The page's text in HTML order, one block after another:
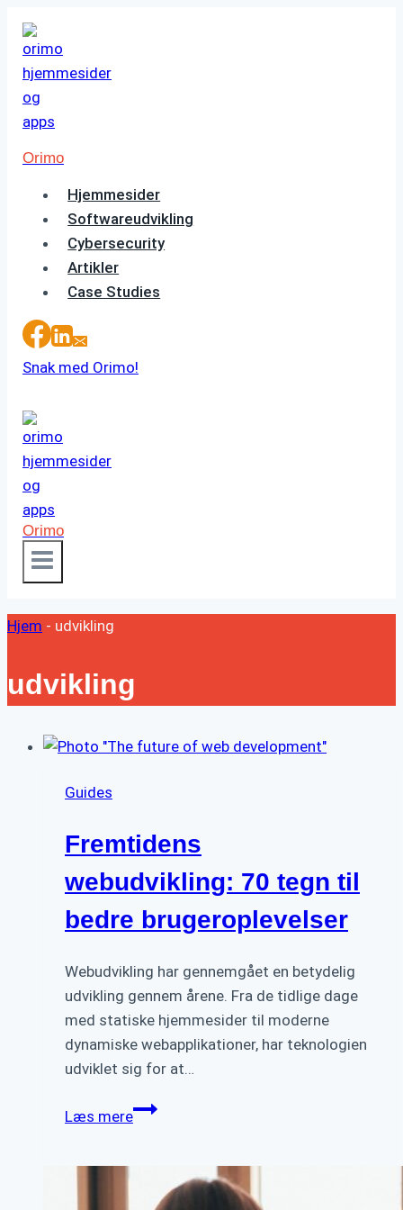
Fortsæt
indhold
Orimo
Hjemmesider
Softwareudvikling
Cybersecurity
Artikler
Case Studies
Snak med Orimo!
Orimo
Hjem - udvikling
udvikling
Guides
Fremtidens
webudvikling: 70 tegn til
bedre brugeroplevelser
Webudvikling har gennemgået en betydelig
udvikling gennem årene. Fra de tidlige dage
med statiske hjemmesider til moderne
dynamiske webapplikationer, har teknologien
udviklet sig for at…
Læs mereFremtidens